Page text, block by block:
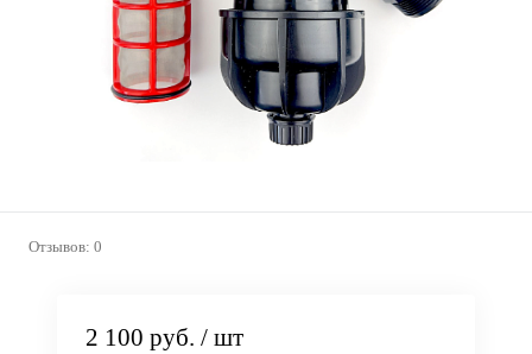
Отзывов: 0
2 100 руб. / шт